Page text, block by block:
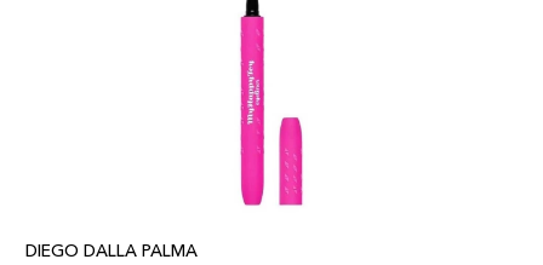
DIEGO DALLA PALMA